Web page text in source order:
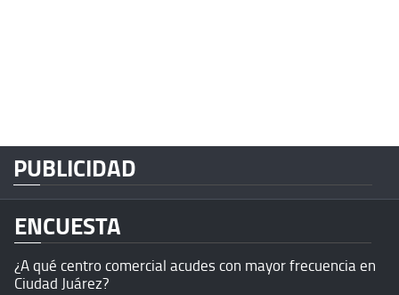
PUBLICIDAD
ENCUESTA
¿A qué centro comercial acudes con mayor frecuencia en
Ciudad Juárez?